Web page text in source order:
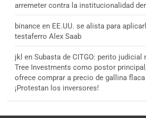
arremeter contra la institucionalidad
binance en EE.UU. se alista para
testaferro Alex Saab
jkl en Subasta de CITGO: perito judicial
Tree Investments como postor
ofrece comprar a precio de gallina
¡Protestan los inversores!